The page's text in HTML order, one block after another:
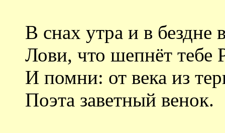
В снах утра и в бездне
Лови, что шепнёт тебе
И помни: от века из
Поэта заветный венок.